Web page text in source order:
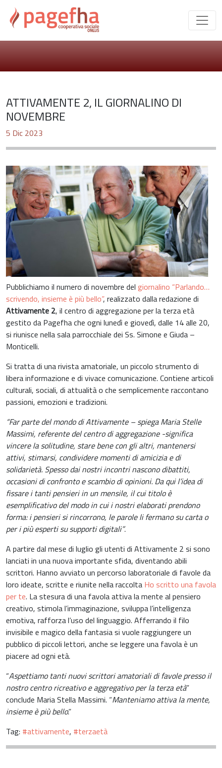
ATTIVAMENTE 2, IL GIORNALINO DI
NOVEMBRE
5 Dic 2023
Pubblichiamo il numero di novembre del giornalino “Parlando…
scrivendo, insieme è più bello”, realizzato dalla redazione di
Attivamente 2, il centro di aggregazione per la terza età
gestito da Pagefha che ogni lunedì e giovedì, dalle 14 alle 20,
si riunisce nella sala parrocchiale dei Ss. Simone e Giuda –
Monticelli.
Si tratta di una rivista amatoriale, un piccolo strumento di
libera informazione e di vivace comunicazione. Contiene articoli
culturali, sociali, di attualità o che semplicemente raccontano
passioni, emozioni e tradizioni.
“Far parte del mondo di Attivamente – spiega Maria Stelle
Massimi, referente del centro di aggregazione -significa
vincere la solitudine, stare bene con gli altri, mantenersi
attivi, stimarsi, condividere momenti di amicizia e di
solidarietà. Spesso dai nostri incontri nascono dibattiti,
occasioni di confronto e scambio di opinioni. Da qui l’idea di
fissare i tanti pensieri in un mensile, il cui titolo è
esemplificativo del modo in cui i nostri elaborati prendono
forma: i pensieri si rincorrono, le parole li fermano su carta o
per i più esperti su supporti digitali”.
A partire dal mese di luglio gli utenti di Attivamente 2 si sono
lanciati in una nuova importante sfida, diventando abili
scrittori. Hanno avviato un percorso laboratoriale di favole da
loro ideate, scritte e riunite nella raccolta Ho scritto una favola
per te. La stesura di una favola attiva la mente al pensiero
creativo, stimola l’immaginazione, sviluppa l’intelligenza
emotiva, rafforza l’uso del linguaggio. Afferrando il filo
invisibile e magico della fantasia si vuole raggiungere un
pubblico di piccoli lettori, anche se leggere una favola è un
piacere ad ogni età.
“Aspettiamo tanti nuovi scrittori amatoriali di favole presso il
nostro centro ricreativo e aggregativo per la terza età”
conclude Maria Stella Massimi. “Manteniamo attiva la mente,
insieme è più bello.”
Tag: #attivamente, #terzaetà